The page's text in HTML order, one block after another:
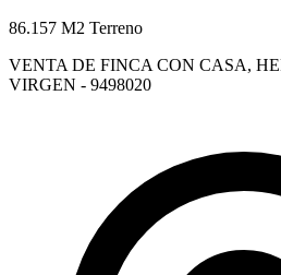
86.157 M2 Terreno
VENTA DE FINCA CON CASA,
VIRGEN - 9498020